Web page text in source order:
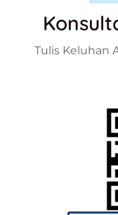
Tulis Keluhan